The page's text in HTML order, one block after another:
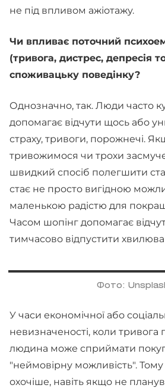
не під впливом ажіотажу.
Чи впливає поточний
(тривога, дистрес, депресія
споживацьку поведінку?
Однозначно, так. Люди часто
допомагає відчути щось або
страху, тривоги, порожнечі.
тривожимося чи трохи
швидкий спосіб полегшити
стає не просто вигідною
маленькою радістю для
Часом шопінг допомагає
тимчасово відпустити
Фото:
У часи економічної або
невизначеності, коли тривога
людина може сприймати
"неймовірну можливість".
охочіше, навіть якщо не